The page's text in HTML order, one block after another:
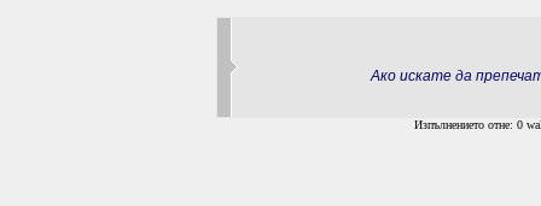
Ако искате да
Изпълнението отне: 0